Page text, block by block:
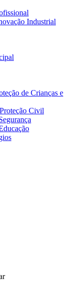
Industrial
de Crianças e
Civil